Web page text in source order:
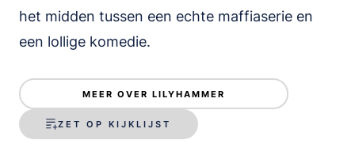
het midden tussen een echte maffiaserie en
een lollige komedie.
MEER OVER LILYHAMMER
ZET OP KIJKLIJST